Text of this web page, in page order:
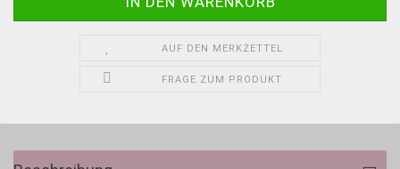
AUF DEN MERKZETTEL
FRAGE ZUM PRODUKT